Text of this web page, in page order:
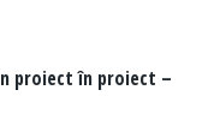
proiect în proiect –